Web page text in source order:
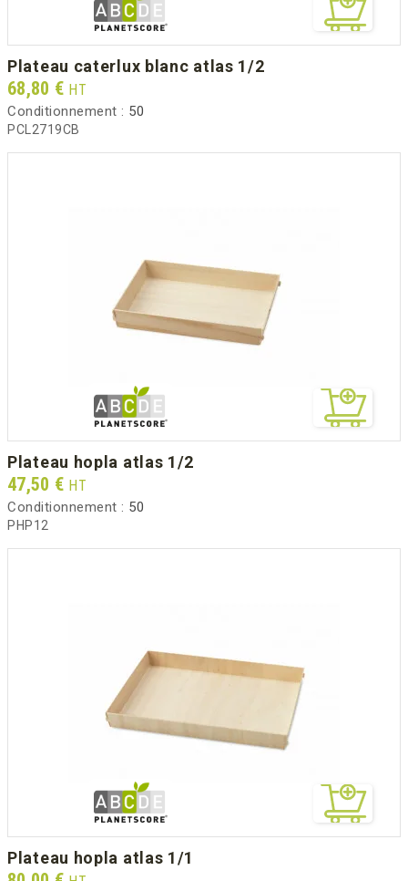
plateau caterlux blanc atlas 1/2
Prix
68,80 € HT
Conditionnement : 50
PCL2719CB
plateau hopla atlas 1/2
Prix
47,50 € HT
Conditionnement : 50
PHP12
plateau hopla atlas 1/1